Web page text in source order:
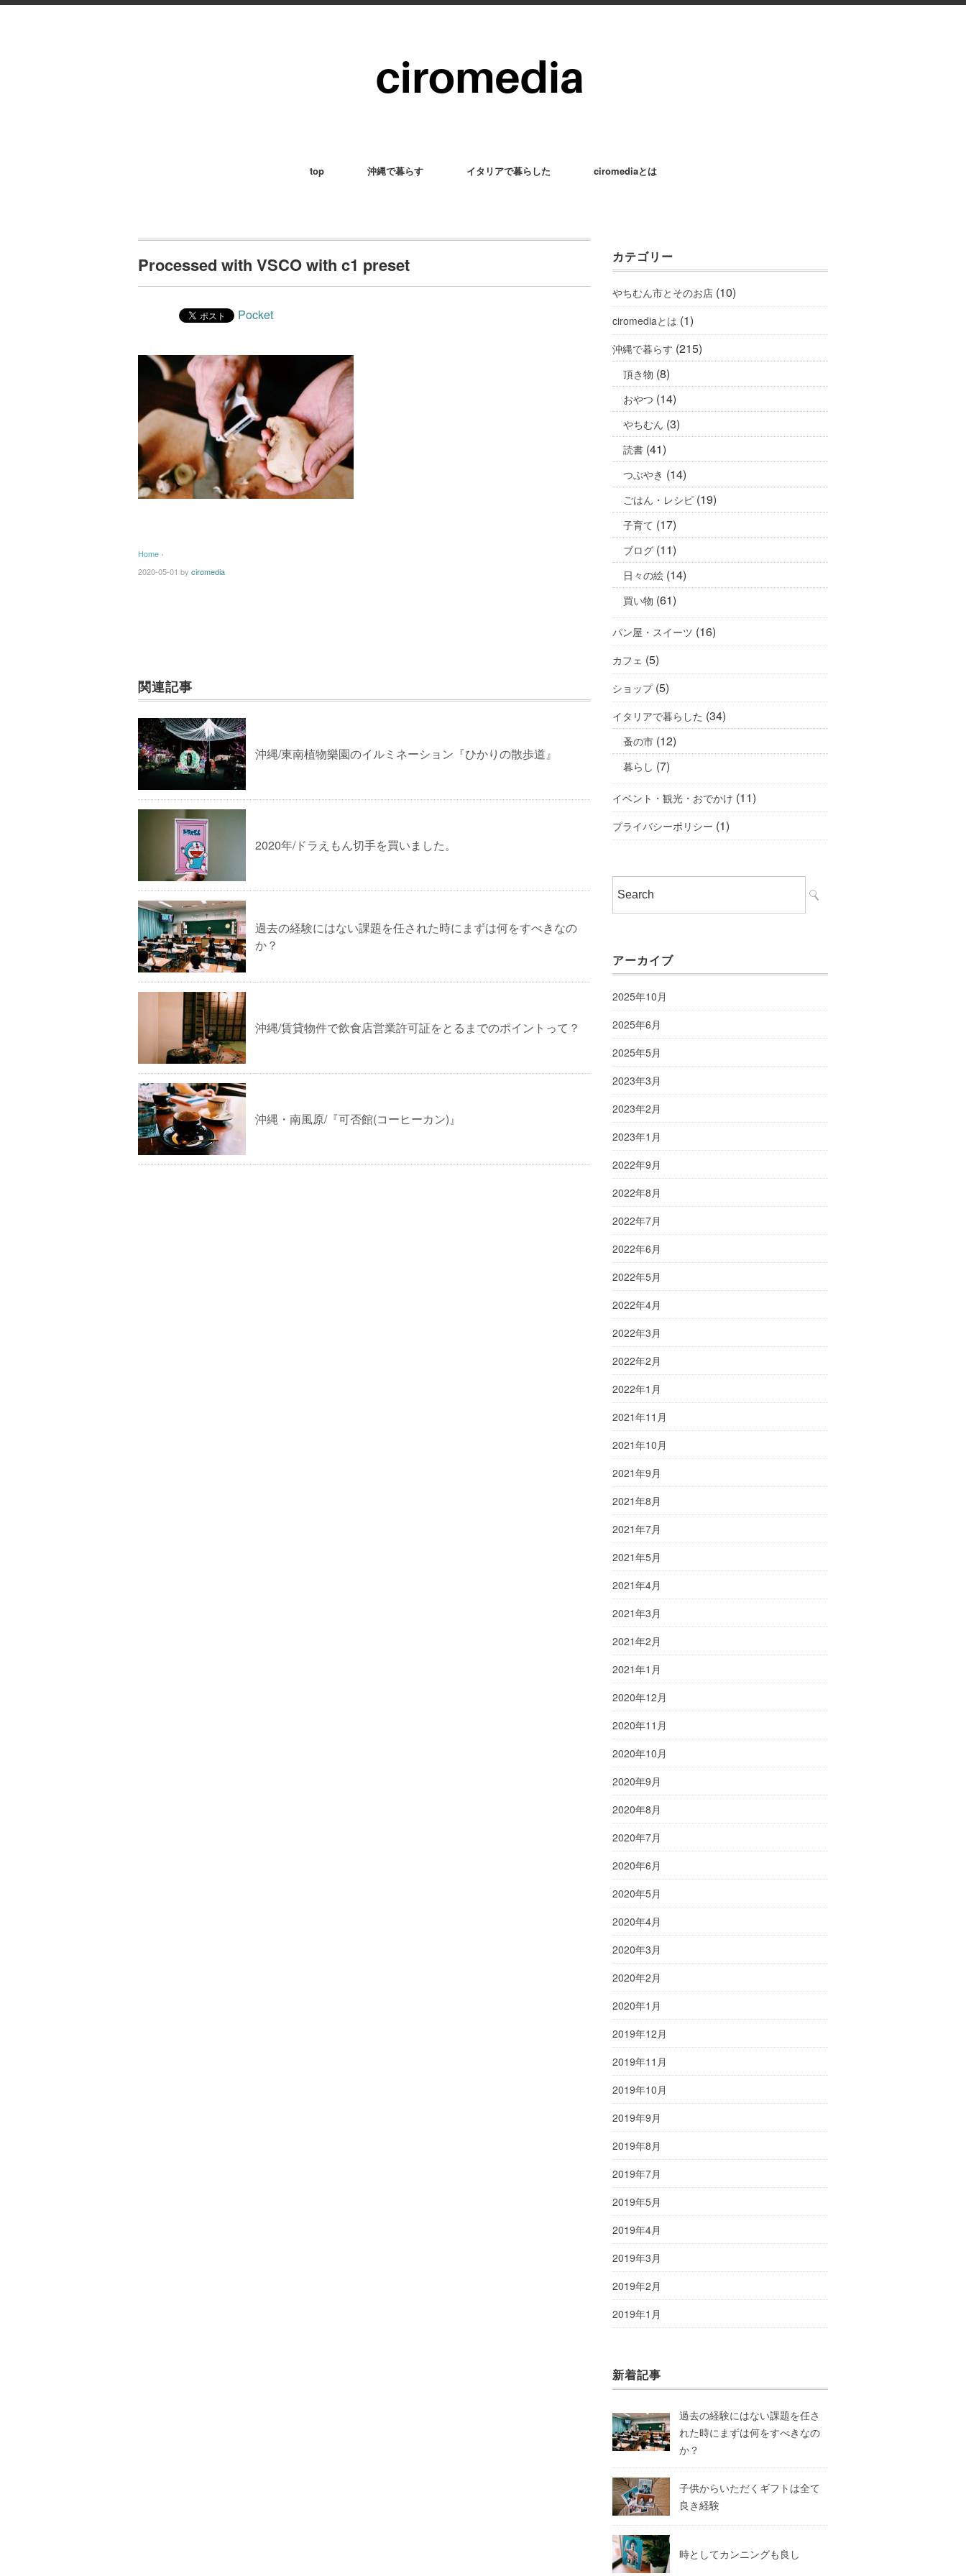
top 沖縄で暮らす イタリアで暮らした ciromediaとは
Processed with VSCO with c1 preset
Pocket
Home ›
2020-05-01 by ciromedia
関連記事
沖縄/東南植物樂園のイルミネーション『ひかりの散歩道』
2020年/ドラえもん切手を買いました。
過去の経験にはない課題を任された時にまずは何をすべきなの
か？
沖縄/賃貸物件で飲食店営業許可証をとるまでのポイントって？
沖縄・南風原/『可否館(コーヒーカン)』
カテゴリー
やちむん市とそのお店 (10)
ciromediaとは (1)
沖縄で暮らす (215)
頂き物 (8)
おやつ (14)
やちむん (3)
読書 (41)
つぶやき (14)
ごはん・レシピ (19)
子育て (17)
ブログ (11)
日々の絵 (14)
買い物 (61)
パン屋・スイーツ (16)
カフェ (5)
ショップ(5)
イタリアで暮らした (34)
蚤の市 (12)
暮らし (7)
イベント・観光・おでかけ (11)
プライバシーポリシー (1)
アーカイブ
2025年10月
2025年6月
2025年5月
2023年3月
2023年2月
2023年1月
2022年9月
2022年8月
2022年7月
2022年6月
2022年5月
2022年4月
2022年3月
2022年2月
2022年1月
2021年11月
2021年10月
2021年9月
2021年8月
2021年7月
2021年5月
2021年4月
2021年3月
2021年2月
2021年1月
2020年12月
2020年11月
2020年10月
2020年9月
2020年8月
2020年7月
2020年6月
2020年5月
2020年4月
2020年3月
2020年2月
2020年1月
2019年12月
2019年11月
2019年10月
2019年9月
2019年8月
2019年7月
2019年5月
2019年4月
2019年3月
2019年2月
2019年1月
新着記事
過去の経験にはない課題を任さ
れた時にまずは何をすべきなの
か？
子供からいただくギフトは全て
良き経験
時としてカンニングも良し